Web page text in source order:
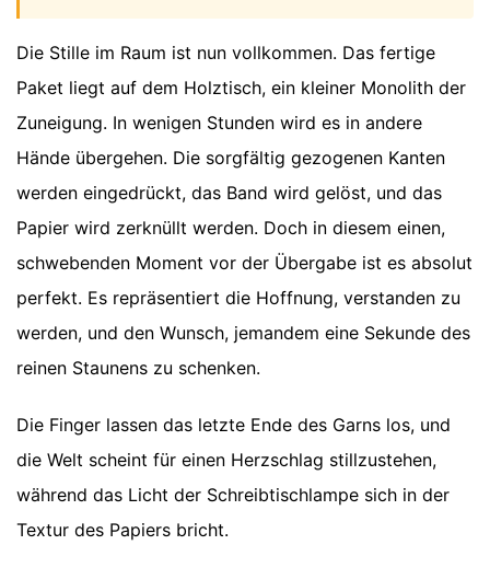
Die Stille im Raum ist nun vollkommen. Das fertige
Paket liegt auf dem Holztisch, ein kleiner Monolith der
Zuneigung. In wenigen Stunden wird es in andere
Hände übergehen. Die sorgfältig gezogenen Kanten
werden eingedrückt, das Band wird gelöst, und das
Papier wird zerknüllt werden. Doch in diesem einen,
schwebenden Moment vor der Übergabe ist es absolut
perfekt. Es repräsentiert die Hoffnung, verstanden zu
werden, und den Wunsch, jemandem eine Sekunde des
reinen Staunens zu schenken.
Die Finger lassen das letzte Ende des Garns los, und
die Welt scheint für einen Herzschlag stillzustehen,
während das Licht der Schreibtischlampe sich in der
Textur des Papiers bricht.